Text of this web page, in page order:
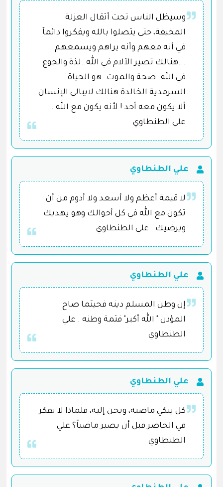
وسيظل الناس تحت أثقال العزلة
المخيفة، حتى يتصلوا بالله ويفكروا دائمآ
في أنه معهم وأنه يراهم ويسمعهم
...هنالك تصير الآلام في الله..لذة والجوع
في الله..صحة والموت..هو الحياة
السرمدية الخالدة هنالك لايبالي الإنسان
ألا يكون معه أحد ! لأنه يكون مع الله .
علي الطنطاوي
علي الطنطاوي
لا قيمة أعظم ولا أسعد ولا أدوم من أن
تكون مع الله في كل أحوالك وهو يهديك
ويرضيك . علي الطنطاوي
علي الطنطاوي
إن وطن المسلم دينه فحيثما صاح
المؤذن " الله أكبر" فثمة وطنه . علي
الطنطاوي
علي الطنطاوي
كل يبكي ماضيه، ويحن إليه، فلماذا لا نفكر
في الحاضر قبل أن يصير ماضياً؟ علي
الطنطاوي